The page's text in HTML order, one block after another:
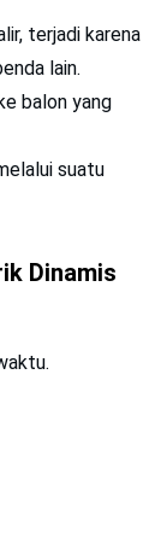
terjadi karena
lain.
balon yang
suatu
Dinamis